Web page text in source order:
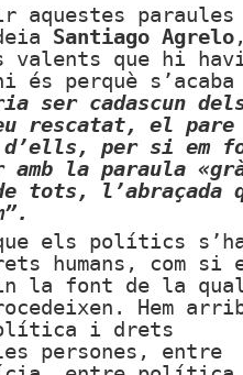
aquestes paraules
Santiago Agrelo
valents que hi
és perquè s’acaba
ser cadascun
rescatat, el
d’ells, per si em
amb la paraula
tots, l’abraçada
que els polítics
humans, com si
la font de la
Hem
i drets
persones, entre